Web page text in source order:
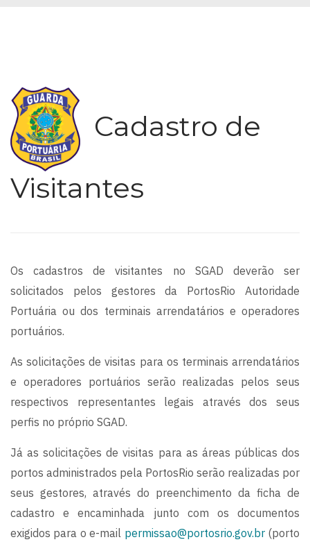
Cadastro de
Visitantes
Os cadastros de visitantes no SGAD deverão ser
solicitados pelos gestores da PortosRio Autoridade
Portuária ou dos terminais arrendatários e operadores
portuários.
As solicitações de visitas para os terminais arrendatários
e operadores portuários serão realizadas pelos seus
respectivos representantes legais através dos seus
perfis no próprio SGAD.
Já as solicitações de visitas para as áreas públicas dos
portos administrados pela PortosRio serão realizadas por
seus gestores, através do preenchimento da ficha de
cadastro e encaminhada junto com os documentos
exigidos para o e-mail permissao@portosrio.gov.br(porto